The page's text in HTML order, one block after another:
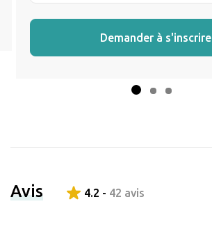
Demander à s'inscrire
Avis 4.2 - 42 avis